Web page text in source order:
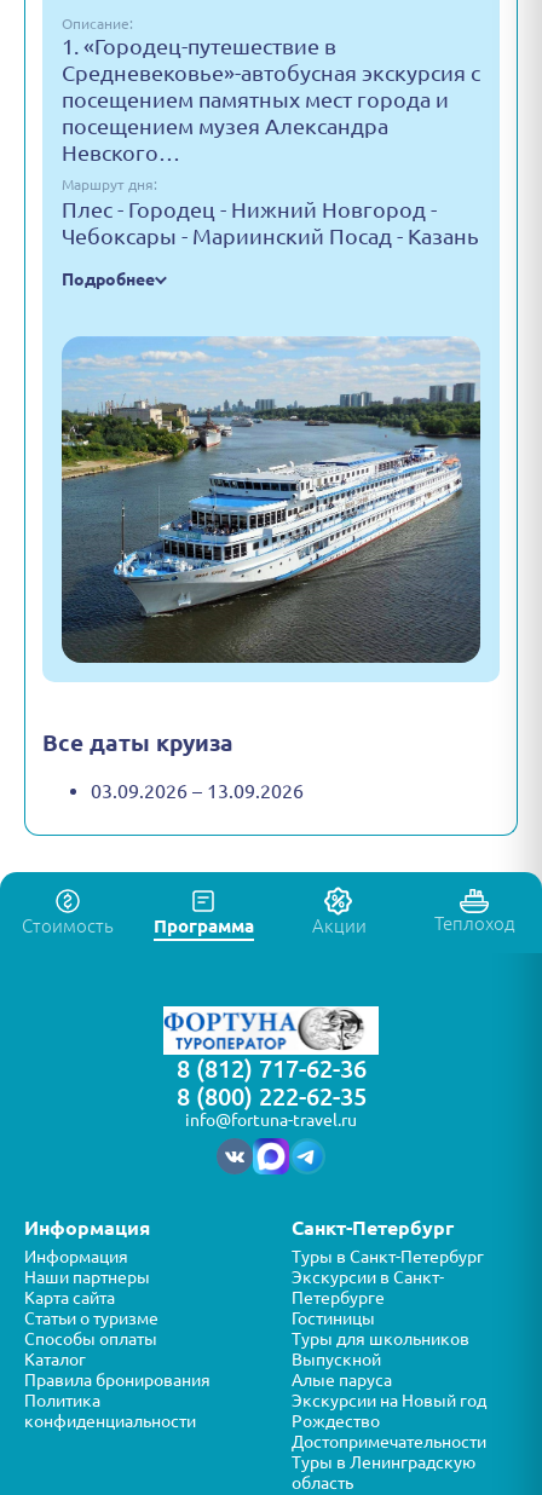
Описание:
1. «Городец-путешествие в
Средневековье»-автобусная экскурсия с
посещением памятных мест города и
посещением музея Александра
Невского…
Маршрут дня:
Плес - Городец - Нижний Новгород -
Чебоксары - Мариинский Посад - Казань
Подробнее
Все даты круиза
03.09.2026 – 13.09.2026
Стоимость Программа Акции Теплоход
8 (812) 717-62-36
8 (800) 222-62-35
info@fortuna-travel.ru
Информация
Информация
Наши партнеры
Карта сайта
Статьи о туризме
Способы оплаты
Каталог
Правила бронирования
Политика
конфиденциальности
Санкт-Петербург
Туры в Санкт-Петербург
Экскурсии в Санкт-
Петербурге
Гостиницы
Туры для школьников
Выпускной
Алые паруса
Экскурсии на Новый год
Рождество
Достопримечательности
Туры в Ленинградскую
область